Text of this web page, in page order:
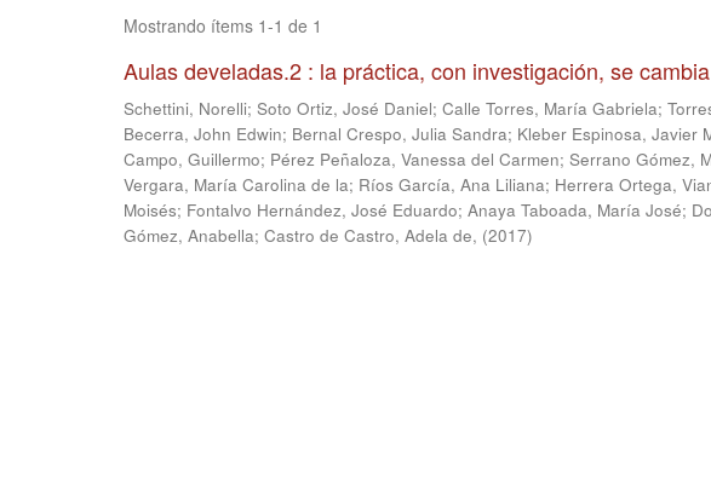
Mostrando ítems 1-1 de 1
Aulas develadas.2 : la práctica, con investigación, se cambia
Schettini, Norelli; Soto Ortiz, José Daniel; Calle Torres, María Gabriela;
Becerra, John Edwin; Bernal Crespo, Julia Sandra; Kleber Espinosa, Javier
Campo, Guillermo; Pérez Peñaloza, Vanessa del Carmen; Serrano Gómez,
Vergara, María Carolina de la; Ríos García, Ana Liliana; Herrera Ortega,
Moisés; Fontalvo Hernández, José Eduardo; Anaya Taboada, María José;
Gómez, Anabella; Castro de Castro, Adela de, (2017)